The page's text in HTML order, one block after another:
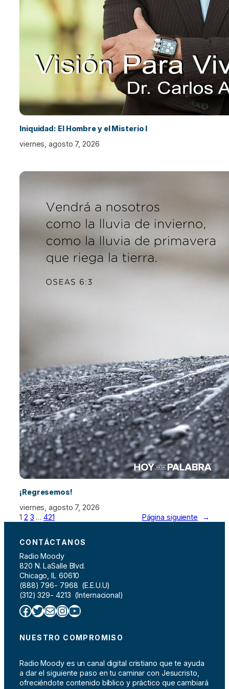
Iniquidad: El Hombre y el Misterio I
viernes, agosto 7, 2026
¡Regresemos!
viernes, agosto 7, 2026
1 2 3 … 421 Página siguiente →
CONTÁCTANOS
Radio Moody
820 N. LaSalle Blvd.
Chicago, IL 60610
(888) 796- 7968 (E.E.U.U)
(312) 329- 4213 (Internacional)
Facebook Twitter Correo electrónico InstagramYouTube
NUESTRO COMPROMISO
Radio Moody es un canal digital cristiano que te ayuda
a dar el siguiente paso en tu caminar con Jesucristo,
ofreciéndote contenido bíblico y práctico que cambiará